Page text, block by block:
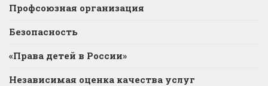
Профсоюзная организация
Безопасность
«Права детей в России»
Независимая оценка качества услуг